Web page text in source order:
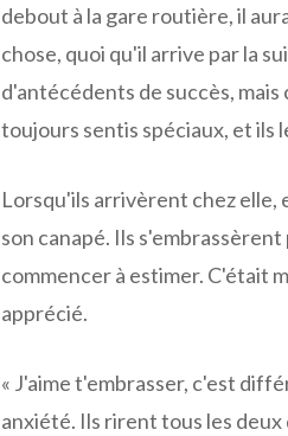
debout à la gare routière, il
chose, quoi qu'il arrive par la
d'antécédents de succès,
toujours sentis spéciaux, et ils
Lorsqu'ils arrivèrent chez elle,
son canapé. Ils
commencer à estimer. C'était
apprécié.
« J'aime t'embrasser, c'est
anxiété. Ils rirent tous les